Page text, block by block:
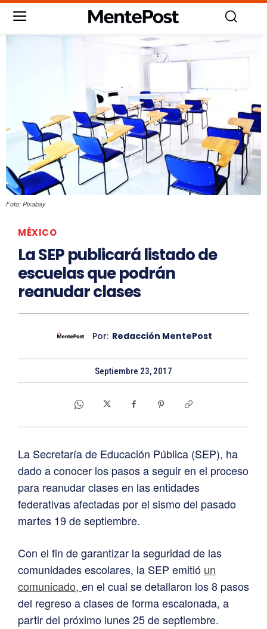
Foto: Pixabay
MÉXICO
La SEP publicará listado de
escuelas que podrán
reanudar clases
Por: Redacción MentePost
Septiembre 23, 2017
La Secretaría de Educación Pública (SEP), ha
dado a conocer los pasos a seguir en el proceso
para reanudar clases en las entidades
federativas afectadas por el sismo del pasado
martes 19 de septiembre.
Con el fin de garantizar la seguridad de las
comunidades escolares, la SEP emitió un
comunicado, en el cual se detallaron los 8 pasos
del regreso a clases de forma escalonada, a
partir del próximo lunes 25 de septiembre.